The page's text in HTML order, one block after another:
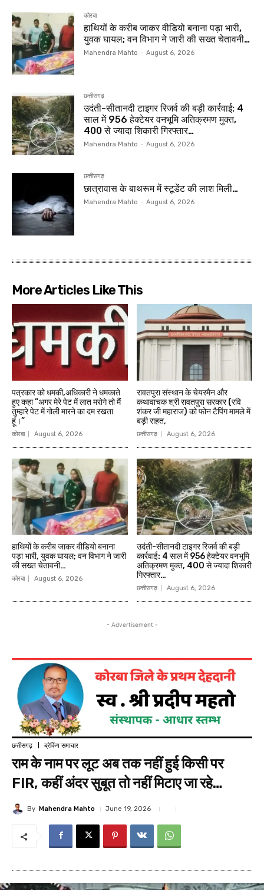
कोरबा
हाथियों के करीब जाकर वीडियो बनाना पड़ा भारी,
युवक घायल; वन विभाग ने जारी की सख्त चेतावनी…
Mahendra Mahto - August 6, 2026
छत्तीसगढ़
उदंती-सीतानदी टाइगर रिजर्व की बड़ी कार्रवाई: 4
साल में 956 हेक्टेयर वनभूमि अतिक्रमण मुक्त,
400 से ज्यादा शिकारी गिरफ्तार…
Mahendra Mahto - August 6, 2026
छत्तीसगढ़
छात्रावास के बाथरूम में स्टूडेंट की लाश मिली…
Mahendra Mahto - August 6, 2026
More Articles Like This
पत्रकार को धमकी,अधिकारी ने धमकाते
हुए कहा ”अगर मेरे पेट में लात मरोगे तो मैं
तुम्हारे पेट में गोली मारने का दम रखता
हूं।”
कोरबा August 6, 2026
रावतपुरा संस्थान के चेयरमैन और
कथावाचक श्री रावतपुरा सरकार (रवि
शंकर जी महाराज) को फोन टैपिंग मामले में
बड़ी राहत,
छत्तीसगढ़ August 6, 2026
हाथियों के करीब जाकर वीडियो बनाना
पड़ा भारी, युवक घायल; वन विभाग ने जारी
की सख्त चेतावनी…
कोरबा August 6, 2026
उदंती-सीतानदी टाइगर रिजर्व की बड़ी
कार्रवाई: 4 साल में 956 हेक्टेयर वनभूमि
अतिक्रमण मुक्त, 400 से ज्यादा शिकारी
गिरफ्तार…
छत्तीसगढ़ August 6, 2026
- Advertisement -